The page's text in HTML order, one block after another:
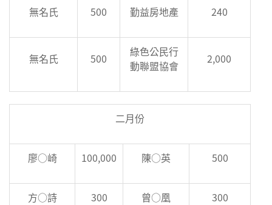
無名氏 500 勤益房地產 240
無名氏 500
綠色公民行
動聯盟協會
2,000
二月份
廖○崎 100,000 陳○英 500
方○詩 300 曾○凰 300